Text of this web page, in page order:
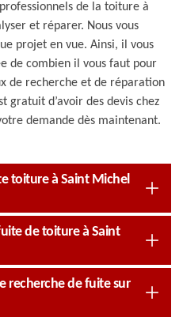
de la toiture à
et réparer. Nous vous
projet en vue. Ainsi, il vous
de combien il vous faut pour
de recherche et de réparation
gratuit d’avoir des devis chez
demande dès maintenant.
toiture à Saint Michel
de toiture à Saint
recherche de fuite sur